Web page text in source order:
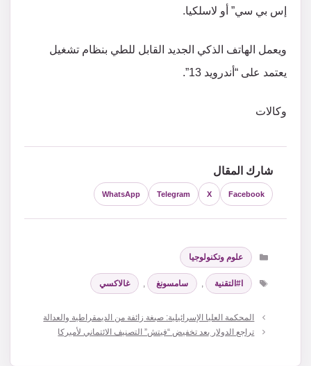
إس بي سي” أو لاسلكيا.
ويعمل الهاتف الذكي الجديد القابل للطي بنظام تشغيل
يعتمد على “أندرويد 13”.
وكالات
شارك المقال
Facebook
X
Telegram
WhatsApp
التصنيفات
علوم وتكنولوجيا
الوسوم
ا#التقنية , سامسونغ , غالاكسي
المحكمة العليا الإسرائيلية: صبغة زائفة من الديمقراطية والعدالة
تراجع الدولار بعد تخفيض “فيتش” التصنيف الائتماني لأميركا